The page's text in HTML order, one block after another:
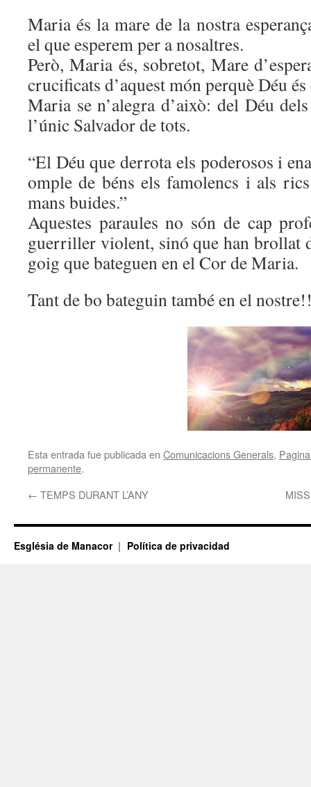
Maria és la mare de la nostra
el que esperem per a nosaltres.
Però, Maria és, sobretot, Mare
crucificats d’aquest món perquè Déu
Maria se n’alegra d’això: del Déu
l’únic Salvador de tots.
“El Déu que derrota els poderosos i
omple de béns els famolencs i als
mans buides.”
Aquestes paraules no són de cap
guerriller violent, sinó que han brollat
goig que bateguen en el Cor de Maria.
Tant de bo bateguin també en el
Esta entrada fue publicada en Comunicacions Generals,
permanente.
← TEMPS DURANT L’ANY
Església de Manacor Política de privacidad